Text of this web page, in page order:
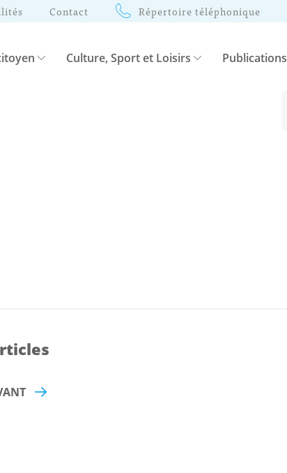
Contact Répertoire téléphonique
Culture, Sport et Loisirs Publications